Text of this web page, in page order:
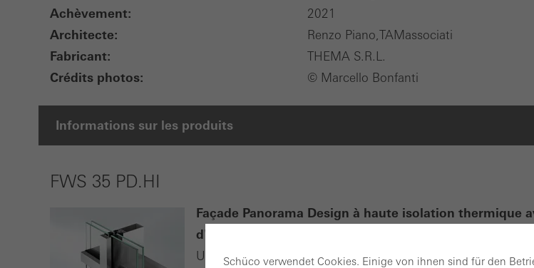
Achèvement:
2021
Architecte:
Renzo Piano,TAMassociati
Fabricant:
THEMA S.R.L.
Crédits photos:
© Marcello Bonfanti
Informations sur les produits
FWS 35 PD.HI
Façade Panorama Design à haute isolation thermique
d'angles entièrement vitrés sans profilés
Une architecture inondée de lumière avec une transparence
Schüco verwendet Cookies. Einige von ihnen sind für den